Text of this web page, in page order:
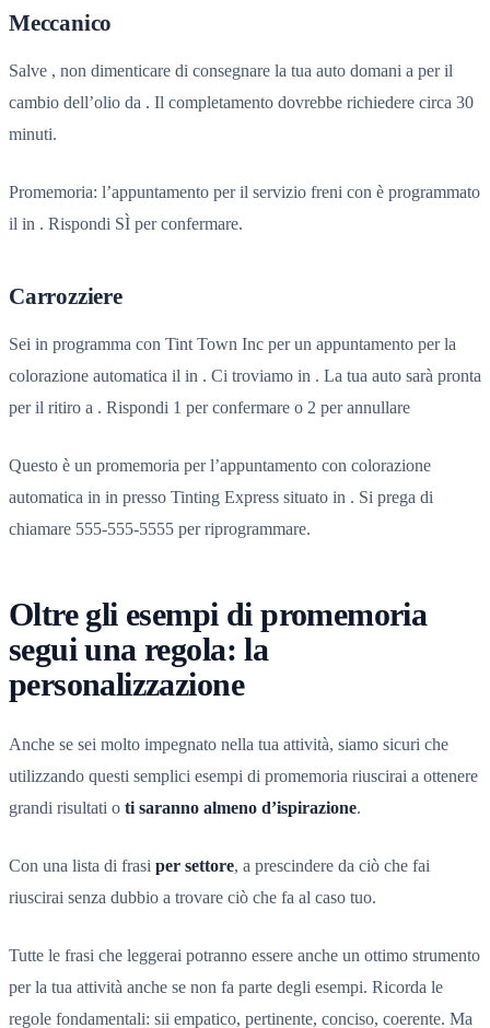
Meccanico
Salve , non dimenticare di consegnare la tua auto domani a per il
cambio dell’olio da . Il completamento dovrebbe richiedere circa 30
minuti.
Promemoria: l’appuntamento per il servizio freni con è programmato
il in . Rispondi SÌ per confermare.
Carrozziere
Sei in programma con Tint Town Inc per un appuntamento per la
colorazione automatica il in . Ci troviamo in . La tua auto sarà pronta
per il ritiro a . Rispondi 1 per confermare o 2 per annullare
Questo è un promemoria per l’appuntamento con colorazione
automatica in in presso Tinting Express situato in . Si prega di
chiamare 555-555-5555 per riprogrammare.
Oltre gli esempi di promemoria
segui una regola: la
personalizzazione
Anche se sei molto impegnato nella tua attività, siamo sicuri che
utilizzando questi semplici esempi di promemoria riuscirai a ottenere
grandi risultati o ti saranno almeno d’ispirazione.
Con una lista di frasi per settore, a prescindere da ciò che fai
riuscirai senza dubbio a trovare ciò che fa al caso tuo.
Tutte le frasi che leggerai potranno essere anche un ottimo strumento
per la tua attività anche se non fa parte degli esempi. Ricorda le
regole fondamentali: sii empatico, pertinente, conciso, coerente. Ma